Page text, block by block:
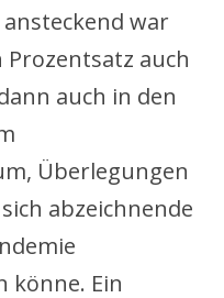
war
auch
auch in den
Überlegungen
abzeichnende
könne. Ein